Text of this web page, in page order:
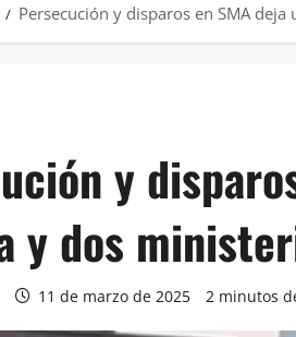
Persecución y disparos en SMA
y
y dos
11 de marzo de 2025 2 minutos